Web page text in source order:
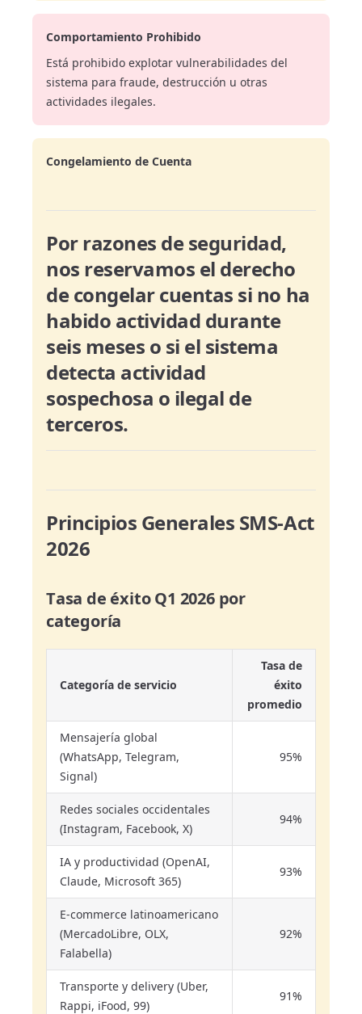
Comportamiento Prohibido
Está prohibido explotar vulnerabilidades del
sistema para fraude, destrucción u otras
actividades ilegales.
Congelamiento de Cuenta
Por razones de seguridad,
nos reservamos el derecho
de congelar cuentas si no ha
habido actividad durante
seis meses o si el sistema
detecta actividad
sospechosa o ilegal de
terceros.
Principios Generales SMS-Act
2026
Tasa de éxito Q1 2026 por
categoría
Categoría de servicio
Tasa de
éxito
promedio
Mensajería global
(WhatsApp, Telegram,
Signal)
95%
Redes sociales occidentales
(Instagram, Facebook, X)
94%
IA y productividad (OpenAI,
Claude, Microsoft 365)
93%
E-commerce latinoamericano
(MercadoLibre, OLX,
Falabella)
92%
Transporte y delivery (Uber,
Rappi, iFood, 99)
91%